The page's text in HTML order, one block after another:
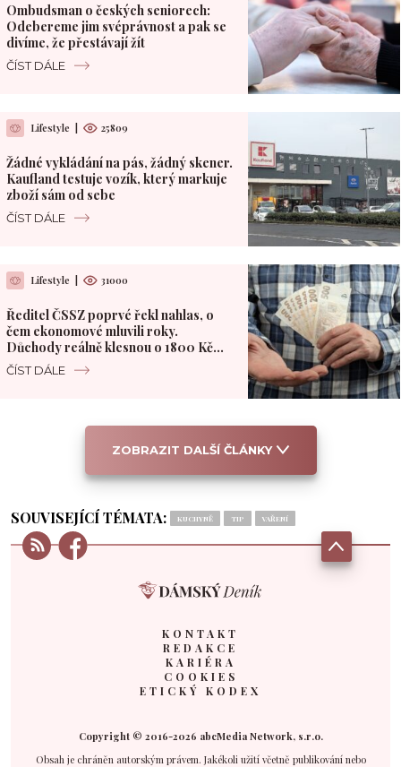
Ombudsman o českých seniorech:
Odebereme jim svéprávnost a pak se
divíme, že přestávají žít
ČÍST DÁLE
Lifestyle 25809
Žádné vykládání na pás, žádný skener.
Kaufland testuje vozík, který markuje
zboží sám od sebe
ČÍST DÁLE
Lifestyle 31000
Ředitel ČSSZ poprvé řekl nahlas, o
čem ekonomové mluvili roky.
Důchody reálně klesnou o 1800 Kč
měsíčně
ČÍST DÁLE
ZOBRAZIT DALŠÍ ČLÁNKY
SOUVISEJÍCÍ TÉMATA: KUCHYNĚ TIP VAŘENÍ
KONTAKT
REDAKCE
KARIÉRA
COOKIES
ETICKÝ KODEX
Copyright © 2016-2026 abcMedia Network, s.r.o.
Obsah je chráněn autorským právem. Jakékoli užití včetně publikování nebo